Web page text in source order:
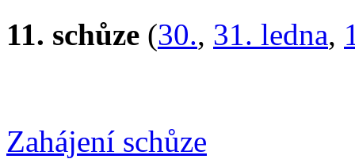
11. schůze (30., 31. ledna,
Zahájení schůze